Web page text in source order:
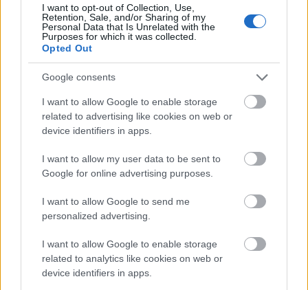
I want to opt-out of Collection, Use,
Retention, Sale, and/or Sharing of my
Personal Data that Is Unrelated with the
Purposes for which it was collected.
Opted Out
Google consents
I want to allow Google to enable storage
related to advertising like cookies on web or
device identifiers in apps.
I want to allow my user data to be sent to
Google for online advertising purposes.
I want to allow Google to send me
personalized advertising.
I want to allow Google to enable storage
related to analytics like cookies on web or
device identifiers in apps.
Február 1-jétől Dörner György vezeti az Új Színházat.
A váltás előtt néhány nappal Fodor Annamária is
megszólalt. Arról beszélt, milyen most az élet a
kulisszák mögött. Lapszemle.